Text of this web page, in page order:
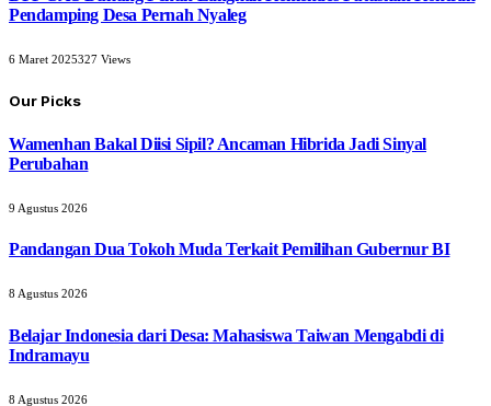
Pendamping Desa Pernah Nyaleg
6 Maret 2025327 Views
Our Picks
Wamenhan Bakal Diisi Sipil? Ancaman Hibrida Jadi Sinyal
Perubahan
9 Agustus 2026
Pandangan Dua Tokoh Muda Terkait Pemilihan Gubernur BI
8 Agustus 2026
Belajar Indonesia dari Desa: Mahasiswa Taiwan Mengabdi di
Indramayu
8 Agustus 2026